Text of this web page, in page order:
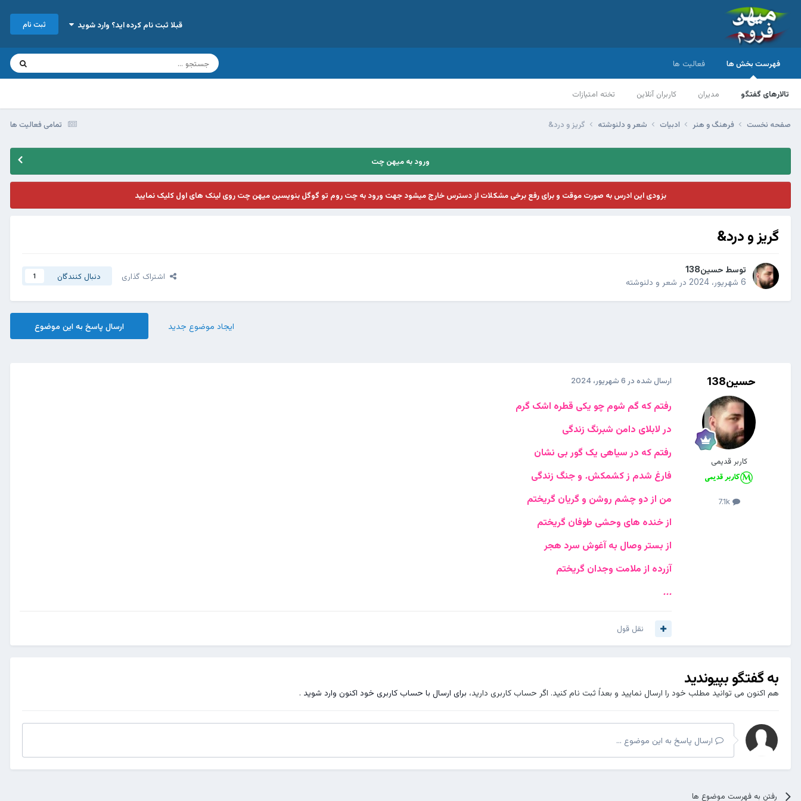
قبلا ثبت نام کرده اید؟ وارد شوید ثبت نام
فهرست بخش ها
تالارهای گفتگو مدیران کاربران آنلاین تخته امتیازات
فعالیت ها
تمامی فعالیت ها صفحه نخست فرهنگ و هنر ادبیات شعر و دلنوشته گریز و درد&
ورود به میهن چت
بزودی این ادرس به صورت موقت و برای رفع برخی مشکلات از دسترس خارج میشود جهت ورود به چت روم تو گوگل بنویسین میهن چت روی لینک های اول کلیک نمایید
گریز و درد&
توسط حسین138
6 شهریور، 2024
در شعر و دلنوشته
اشتراک گذاری دنبال کنندگان 1
ارسال پاسخ به این موضوع ایجاد موضوع جدید
حسین138
کاربر قدیمی
7.1k
ارسال شده در 6 شهریور، 2024
رفتم که گم شوم چو یکی قطره اشک گرم
در لابلای دامن شبرنگ زندگی
رفتم که در سیاهی یک گور بی نشان
فارغ شدم ز کشمکش. و جنگ زندگی
من از دو چشم روشن و گریان گریختم
از خنده های وحشی طوفان گریختم
از بستر وصال به آغوش سرد هجر
آزرده از ملامت وجدان گریختم
...
نقل قول
به گفتگو بپیوندید
هم اکنون می توانید مطلب خود را ارسال نمایید و بعداً ثبت نام کنید. اگر حساب کاربری دارید، برای ارسال با حساب کاربری خود اکنون وارد شوید .
ارسال پاسخ به این موضوع ...
رفتن به فهرست موضوع ها